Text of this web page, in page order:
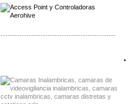
-------------------------------------------------